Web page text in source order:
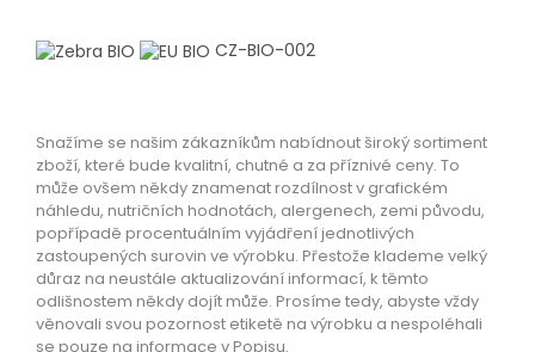
CZ-BIO-002
Snažíme se našim zákazníkům nabídnout široký sortiment
zboží, které bude kvalitní, chutné a za příznivé ceny. To
může ovšem někdy znamenat rozdílnost v grafickém
náhledu, nutričních hodnotách, alergenech, zemi původu,
popřípadě procentuálním vyjádření jednotlivých
zastoupených surovin ve výrobku. Přestože klademe velký
důraz na neustále aktualizování informací, k těmto
odlišnostem někdy dojít může. Prosíme tedy, abyste vždy
věnovali svou pozornost etiketě na výrobku a nespoléhali
se pouze na informace v Popisu.